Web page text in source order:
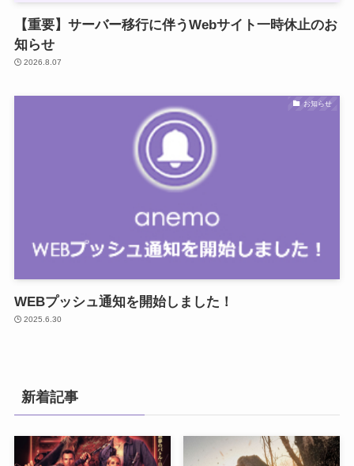
【重要】サーバー移行に伴うWebサイト一時休止のお
知らせ
2026.8.07
お知らせ
WEBプッシュ通知を開始しました！
2025.6.30
新着記事